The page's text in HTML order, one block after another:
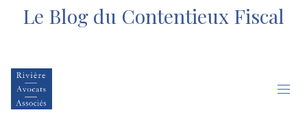
Le Blog du Contentieux Fiscal